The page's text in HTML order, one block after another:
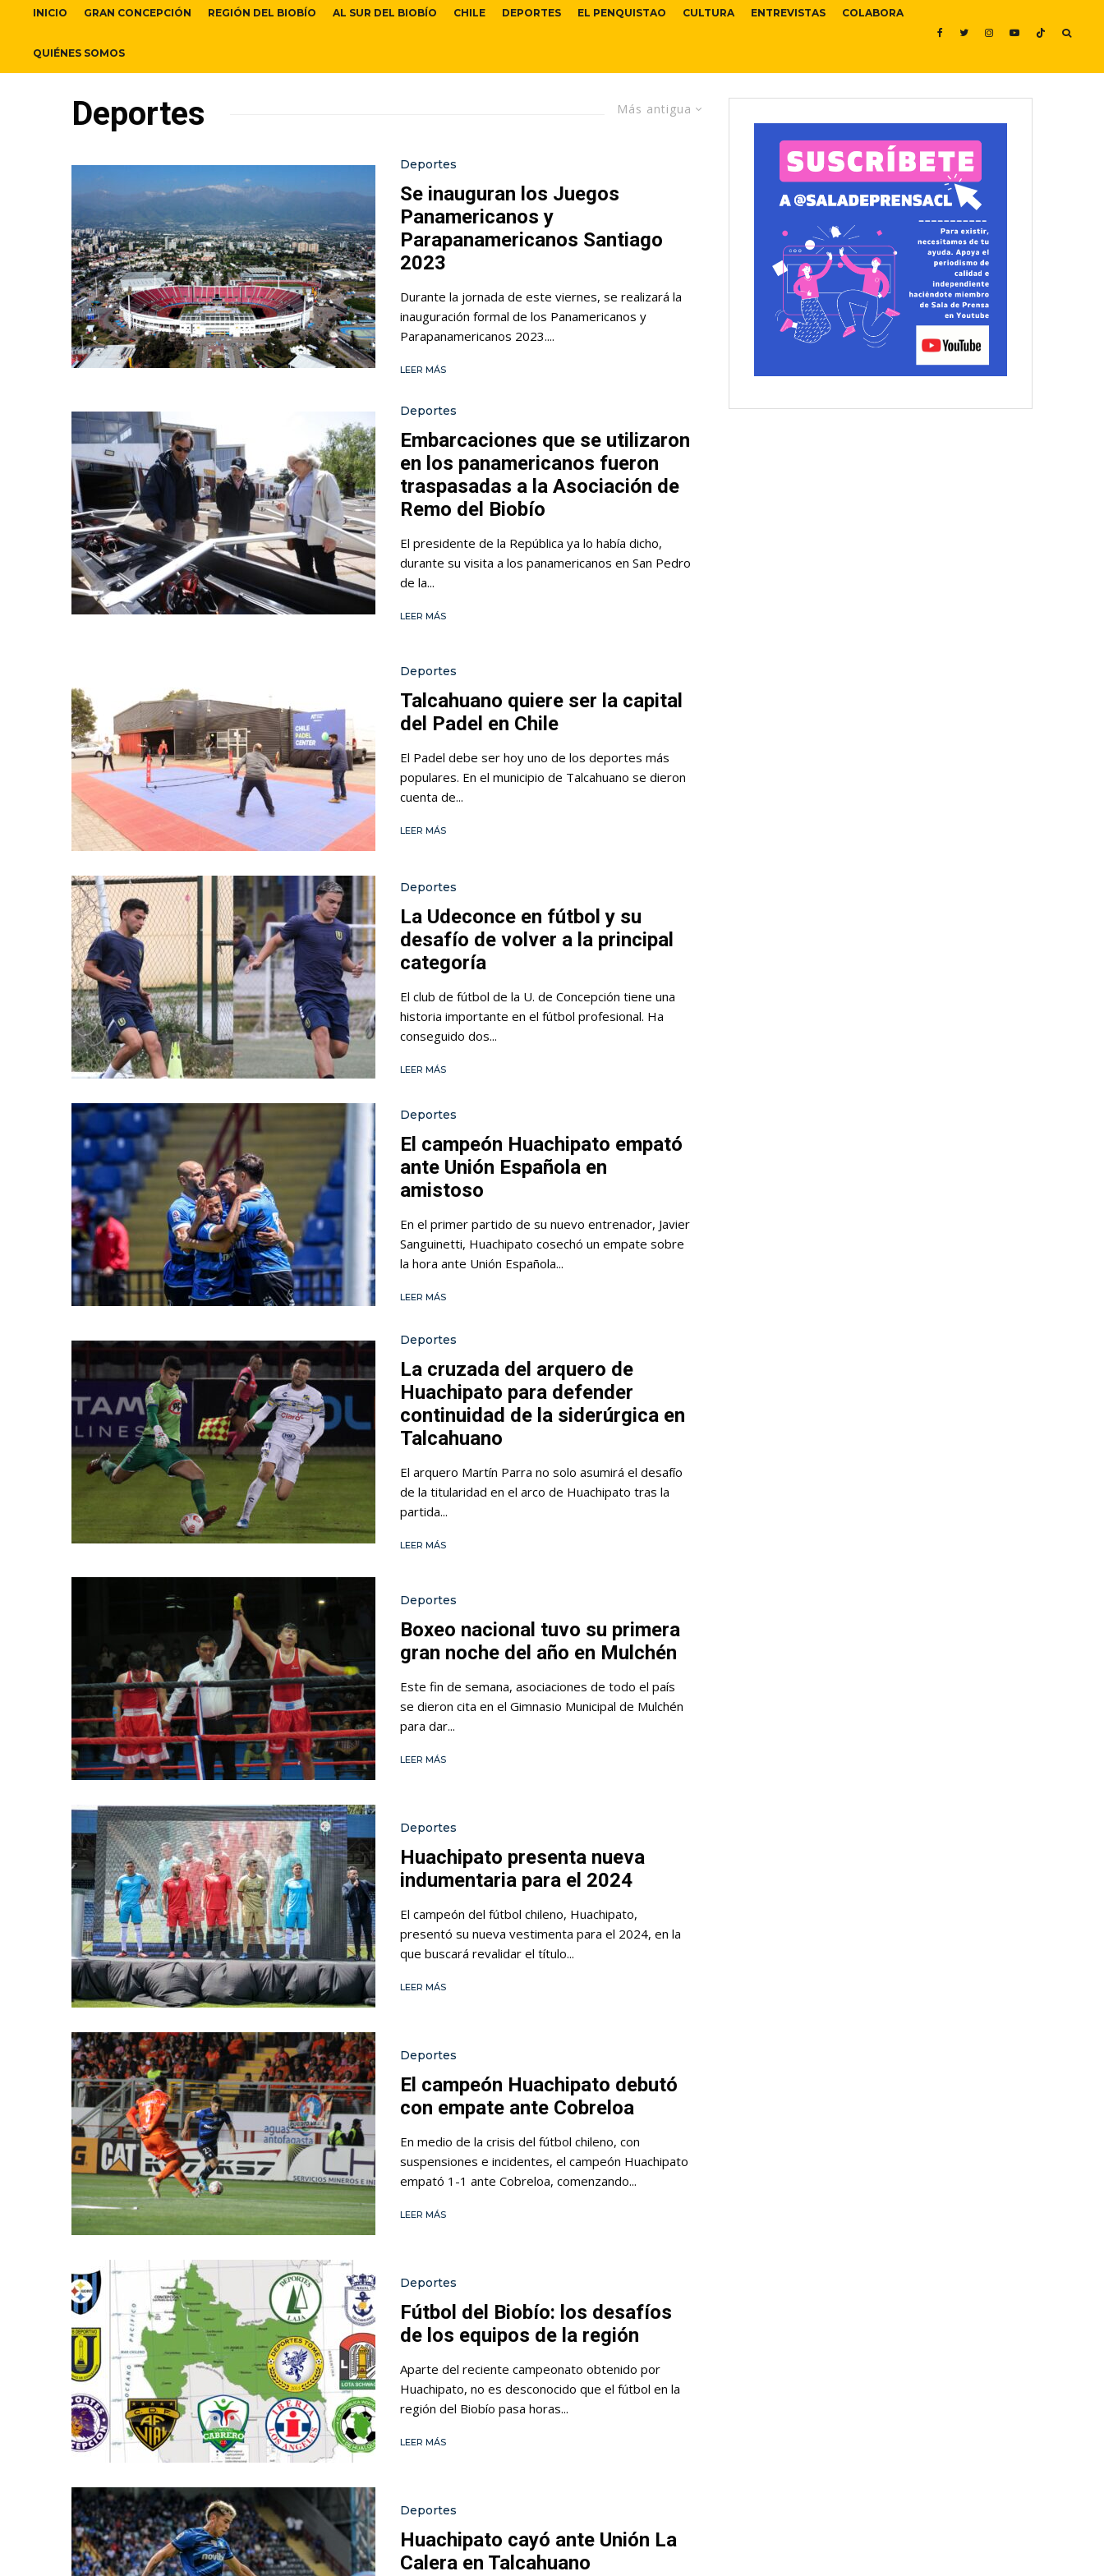
INICIO GRAN CONCEPCIÓN REGIÓN DEL BIOBÍO AL SUR DEL BIOBÍO CHILE DEPORTES EL PENQUISTAO CULTURA ENTREVISTAS COLABORA
QUIÉNES SOMOS
Más antigua
Deportes
Deportes
Se inauguran los Juegos
Panamericanos y
Parapanamericanos Santiago
2023
Durante la jornada de este viernes, se realizará la
inauguración formal de los Panamericanos y
Parapanamericanos 2023....
LEER MÁS
Deportes
Embarcaciones que se utilizaron
en los panamericanos fueron
traspasadas a la Asociación de
Remo del Biobío
El presidente de la República ya lo había dicho,
durante su visita a los panamericanos en San Pedro
de la...
LEER MÁS
Deportes
Talcahuano quiere ser la capital
del Padel en Chile
El Padel debe ser hoy uno de los deportes más
populares. En el municipio de Talcahuano se dieron
cuenta de...
LEER MÁS
Deportes
La Udeconce en fútbol y su
desafío de volver a la principal
categoría
El club de fútbol de la U. de Concepción tiene una
historia importante en el fútbol profesional. Ha
conseguido dos...
LEER MÁS
Deportes
El campeón Huachipato empató
ante Unión Española en
amistoso
En el primer partido de su nuevo entrenador, Javier
Sanguinetti, Huachipato cosechó un empate sobre
la hora ante Unión Española...
LEER MÁS
Deportes
La cruzada del arquero de
Huachipato para defender
continuidad de la siderúrgica en
Talcahuano
El arquero Martín Parra no solo asumirá el desafío
de la titularidad en el arco de Huachipato tras la
partida...
LEER MÁS
Deportes
Boxeo nacional tuvo su primera
gran noche del año en Mulchén
Este fin de semana, asociaciones de todo el país
se dieron cita en el Gimnasio Municipal de Mulchén
para dar...
LEER MÁS
Deportes
Huachipato presenta nueva
indumentaria para el 2024
El campeón del fútbol chileno, Huachipato,
presentó su nueva vestimenta para el 2024, en la
que buscará revalidar el título...
LEER MÁS
Deportes
El campeón Huachipato debutó
con empate ante Cobreloa
En medio de la crisis del fútbol chileno, con
suspensiones e incidentes, el campeón Huachipato
empató 1-1 ante Cobreloa, comenzando...
LEER MÁS
Deportes
Fútbol del Biobío: los desafíos
de los equipos de la región
Aparte del reciente campeonato obtenido por
Huachipato, no es desconocido que el fútbol en la
región del Biobío pasa horas...
LEER MÁS
Deportes
Huachipato cayó ante Unión La
Calera en Talcahuano